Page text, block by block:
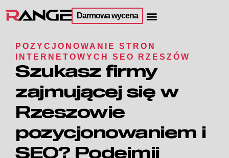
Darmowa wycena
POZYCJONOWANIE STRON
INTERNETOWYCH SEO RZESZÓW
Szukasz firmy
zajmującej się w
Rzeszowie
pozycjonowaniem i
SEO? Podejmij